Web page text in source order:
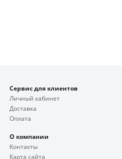
Сервис для клиентов
Личный кабинет
Доставка
Оплата
О компании
Контакты
Карта сайта